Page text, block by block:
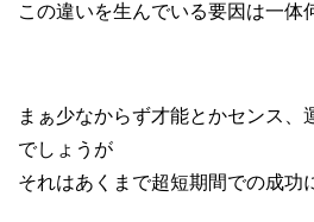
この違いを生んでいる要因は一体
まぁ少なからず才能とかセンス、
でしょうが
それはあくまで超短期間での成功